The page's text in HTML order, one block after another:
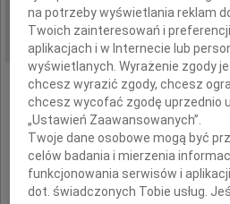
REGION:
DATA EMISJI: 10.12.2010
na potrzeby wyświetlania reklam
Twoich zainteresowań i
aplikacjach i w Internecie lub
wyświetlanych. Wyrażenie zgody
chcesz wyrazić zgody, chcesz
chcesz wycofać zgodę uprzednio
„Ustawień Zaawansowanych”.
Twoje dane osobowe mogą być
celów badania i mierzenia
funkcjonowania serwisów i
dot. świadczonych Tobie usług.